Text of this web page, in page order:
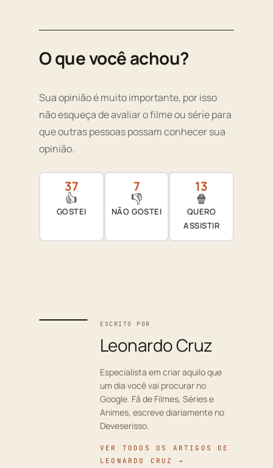
O que você achou?
Sua opinião é muito importante, por isso
não esqueça de avaliar o filme ou série para
que outras pessoas possam conhecer sua
opinião.
37
👍
GOSTEI
7
👎
NÃO GOSTEI
13
🍿
QUERO
ASSISTIR
ESCRITO POR
Leonardo Cruz
Especialista em criar aquilo que
um dia você vai procurar no
Google. Fã de Filmes, Séries e
Animes, escreve diariamente no
Deveserisso.
VER TODOS OS ARTIGOS DE
LEONARDO CRUZ →